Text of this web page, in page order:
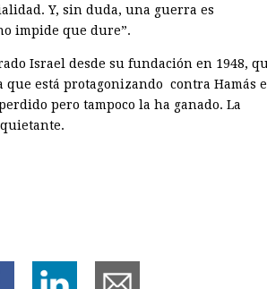
Y, sin duda, una guerra es
impide que dure”.
Israel desde su fundación en 1948,
que está protagonizando contra Hamás
pero tampoco la ha ganado. La